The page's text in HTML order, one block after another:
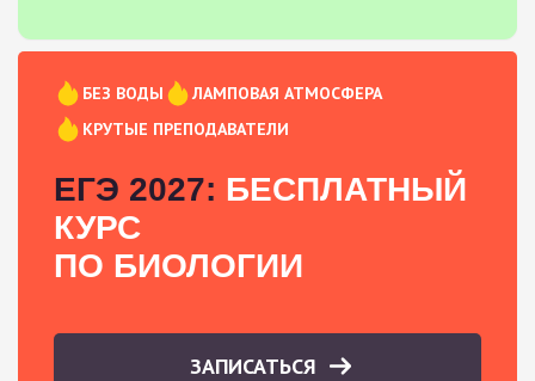
БЕЗ ВОДЫ
ЛАМПОВАЯ АТМОСФЕРА
КРУТЫЕ ПРЕПОДАВАТЕЛИ
ЕГЭ 2027: БЕСПЛАТНЫЙ
КУРС
ПО БИОЛОГИИ
ЗАПИСАТЬСЯ